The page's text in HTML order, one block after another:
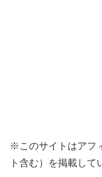
※このサイトはアフ
ト含む）を掲載して